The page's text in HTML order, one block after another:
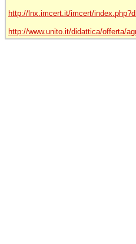
http://lnx.imcert.it/imcert/
http://www.unito.it/didattica/offerta/